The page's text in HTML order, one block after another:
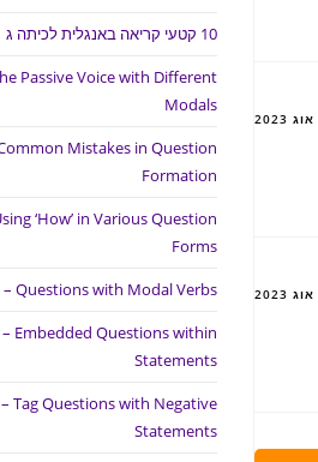
10 קטעי קריאה באנגלית לכיתה ג
Passive Voice with Different
Modals
Mistakes in Question
Formation
‘How’ in Various Question
Forms
– Questions with Modal Verbs
Embedded Questions within
Statements
Tag Questions with Negative
Statements